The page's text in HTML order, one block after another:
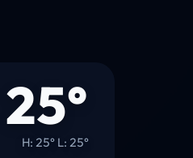
25°
H: 25° L: 25°